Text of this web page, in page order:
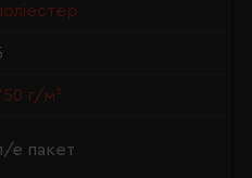
г/м²
е пакет